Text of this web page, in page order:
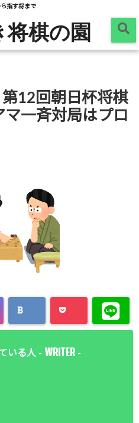
指す将まで
棋の園
第12回朝日杯将棋
一斉対局はプロ
いる人 - WRITER -